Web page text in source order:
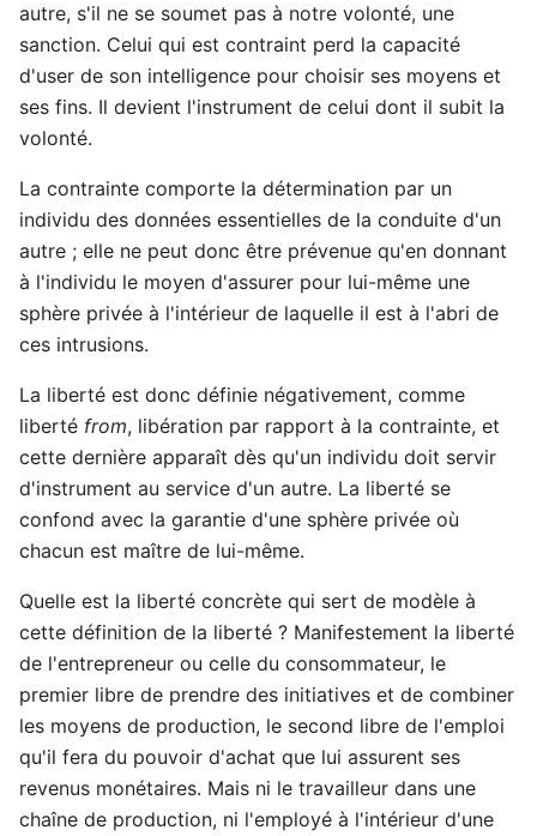
autre, s'il ne se soumet pas à notre volonté, une
sanction. Celui qui est contraint perd la capacité
d'user de son intelligence pour choisir ses moyens et
ses fins. Il devient l'instrument de celui dont il subit la
volonté.
La contrainte comporte la détermination par un
individu des données essentielles de la conduite d'un
autre ; elle ne peut donc être prévenue qu'en donnant
à l'individu le moyen d'assurer pour lui-même une
sphère privée à l'intérieur de laquelle il est à l'abri de
ces intrusions.
La liberté est donc définie négativement, comme
liberté from, libération par rapport à la contrainte, et
cette dernière apparaît dès qu'un individu doit servir
d'instrument au service d'un autre. La liberté se
confond avec la garantie d'une sphère privée où
chacun est maître de lui-même.
Quelle est la liberté concrète qui sert de modèle à
cette définition de la liberté ? Manifestement la liberté
de l'entrepreneur ou celle du consommateur, le
premier libre de prendre des initiatives et de combiner
les moyens de production, le second libre de l'emploi
qu'il fera du pouvoir d'achat que lui assurent ses
revenus monétaires. Mais ni le travailleur dans une
chaîne de production, ni l'employé à l'intérieur d'une